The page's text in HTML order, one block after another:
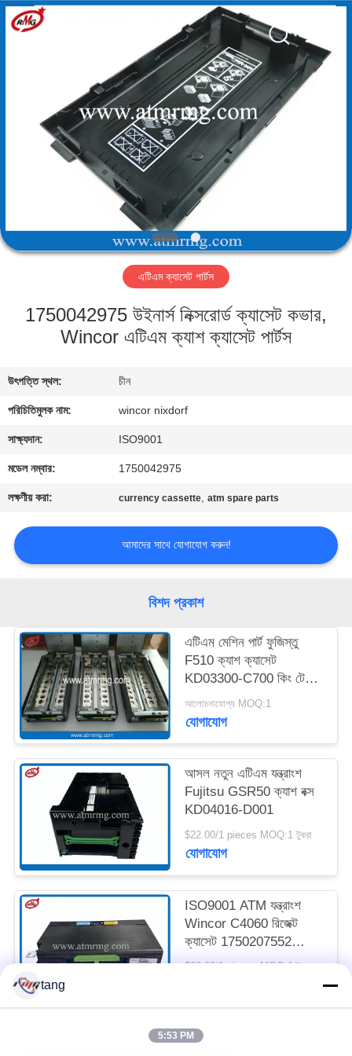
কারখানা
আমাদের
সাথে
যোগাযোগ
মামলা
উদ্ধৃতি
অনুরোধ
করুন
সাইট
ম্যাপ
গোপনীয়তা
Mei
Guang
Science
And
এটিএম ক্যাসেট পার্টস
1750042975 উইনার্স নিক্সরোর্ড ক্যাসেট কভার,
Wincor এটিএম ক্যাশ ক্যাসেট পার্টস
উৎপত্তি স্থল: চীন
পরিচিতিমুলক নাম: wincor nixdorf
সাক্ষ্যদান: ISO9001
মডেল নম্বার: 1750042975
লক্ষণীয় করা: currency cassette,atm spare parts
আমাদের সাথে যোগাযোগ করুন!
বিশদ প্রকাশ
এটিএম মেশিন পার্ট ফুজিস্তু
F510 ক্যাশ ক্যাসেট
KD03300-C700 কিং টেলার
ক্যাশ ক্যাসেট
আলোচনাযোগ্য MOQ:1
যোগাযোগ
আসল নতুন এটিএম যন্ত্রাংশ
Fujitsu GSR50 ক্যাশ বক্স
KD04016-D001
$22.00/1 pieces MOQ:1 টুকরা
যোগাযোগ
ISO9001 ATM যন্ত্রাংশ
Wincor C4060 রিজেক্ট
ক্যাসেট 1750207552
01750207552
$22.00/1 pieces MOQ:1 টুকরা
tang
5:53 PM